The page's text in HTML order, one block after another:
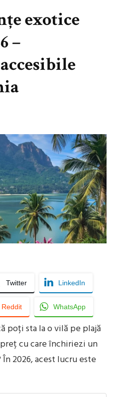
exotice
–
Twitter LinkedIn
Reddit WhatsApp
poți sta la o vilă pe plajă
cu care închiriezi un
2026, acest lucru este